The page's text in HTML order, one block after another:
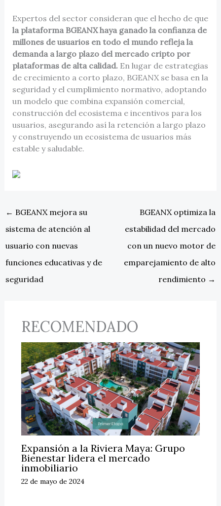
Expertos del sector consideran que el hecho de que
la plataforma BGEANX haya ganado la confianza de
millones de usuarios en todo el mundo refleja la
demanda a largo plazo del mercado cripto por
plataformas de alta calidad. En lugar de estrategias
de crecimiento a corto plazo, BGEANX se basa en la
seguridad y el cumplimiento normativo, adoptando
un modelo que combina expansión comercial,
construcción del ecosistema e incentivos para los
usuarios, asegurando así la retención a largo plazo
y construyendo un ecosistema de usuarios más
estable y saludable.
← BGEANX mejora su
sistema de atención al
usuario con nuevas
funciones educativas y de
seguridad
BGEANX optimiza la
estabilidad del mercado
con un nuevo motor de
emparejamiento de alto
rendimiento →
RECOMENDADO
Expansión a la Riviera Maya: Grupo
Bienestar lidera el mercado
inmobiliario
22 de mayo de 2024